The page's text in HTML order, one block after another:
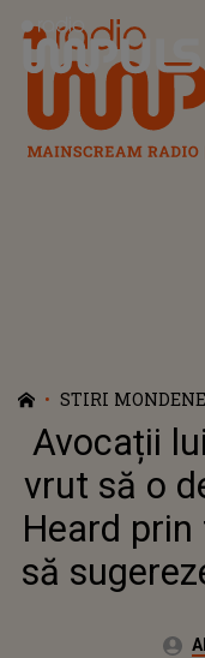
Radio Impuls
STIRI MONDENE
Avocații
vrut să o
Heard prin
să